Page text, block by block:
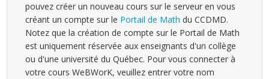
pouvez créer un nouveau cours sur le serveur en vous
créant un compte sur le Portail de Math du CCDMD.
Notez que la création de compte sur le Portail de Math
est uniquement réservée aux enseignants d'un collège
ou d'une université du Québec. Pour vous connecter à
votre cours WeBWorK, veuillez entrer votre nom